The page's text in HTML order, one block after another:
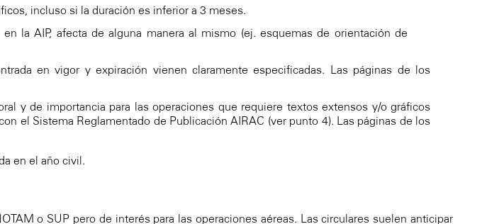
incluso si la duración es inferior a 3 meses.
la AIP, afecta de alguna manera al mismo (ej. esquemas de orientación de
en vigor y expiración vienen claramente especificadas. Las páginas de los
y de importancia para las operaciones que requiere textos extensos y/o gráficos
el Sistema Reglamentado de Publicación AIRAC (ver punto 4). Las páginas de los
en el año civil.
o SUP pero de interés para las operaciones aéreas. Las circulares suelen anticipar